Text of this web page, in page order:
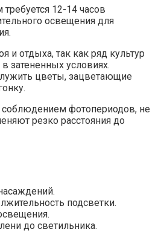
12-14 часов
освещения для
и отдыха, так как ряд культур
затененных условиях.
цветы, зацветающие
соблюдением фотопериодов, не
резко расстояния до
подсветки.
до светильника.